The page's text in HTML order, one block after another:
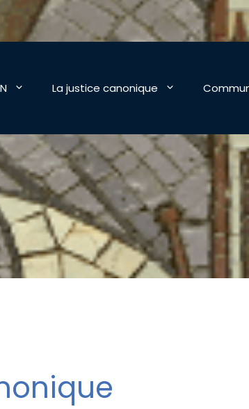
La justice canonique